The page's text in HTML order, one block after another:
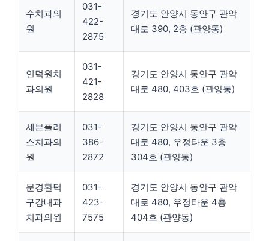
수치과의
원
031-
422-
2875
경기도 안양시 동안구 관악
대로 390, 2층 (관양동)
인덕원치
과의원
031-
421-
2828
경기도 안양시 동안구 관악
대로 480, 403호 (관양동)
세븐플러
스치과의
원
031-
386-
2872
경기도 안양시 동안구 관악
대로 480, 우정타운 3층
304호 (관양동)
문경환턱
구강내과
치과의원
031-
423-
7575
경기도 안양시 동안구 관악
대로 480, 우정타운 4층
404호 (관양동)